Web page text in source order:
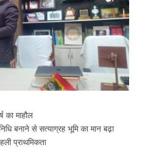
का माहौल
बनाने से सत्याग्रह भूमि का मान बढ़ा
प्राथमिकता